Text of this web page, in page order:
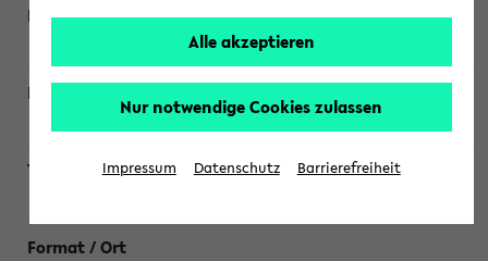
Schweiger
Alle akzeptieren
Nur notwendige Cookies zulassen
Impressum Datenschutz Barrierefreiheit